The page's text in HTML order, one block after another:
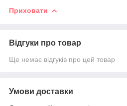
Приховати
Відгуки про товар
Ще немає відгуків про цей товар
Умови доставки